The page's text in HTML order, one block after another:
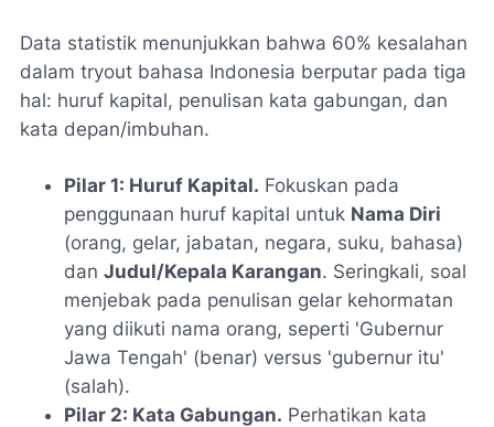
Data statistik menunjukkan bahwa 60% kesalahan
dalam tryout bahasa Indonesia berputar pada tiga
hal: huruf kapital, penulisan kata gabungan, dan
kata depan/imbuhan.
Pilar 1: Huruf Kapital. Fokuskan pada
penggunaan huruf kapital untuk Nama Diri
(orang, gelar, jabatan, negara, suku, bahasa)
dan Judul/Kepala Karangan. Seringkali, soal
menjebak pada penulisan gelar kehormatan
yang diikuti nama orang, seperti 'Gubernur
Jawa Tengah' (benar) versus 'gubernur itu'
(salah).
Pilar 2: Kata Gabungan. Perhatikan kata